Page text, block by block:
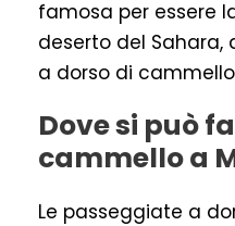
famosa per essere
deserto del Sahara,
a dorso di
Dove si può
cammello a
Le passeggiate a